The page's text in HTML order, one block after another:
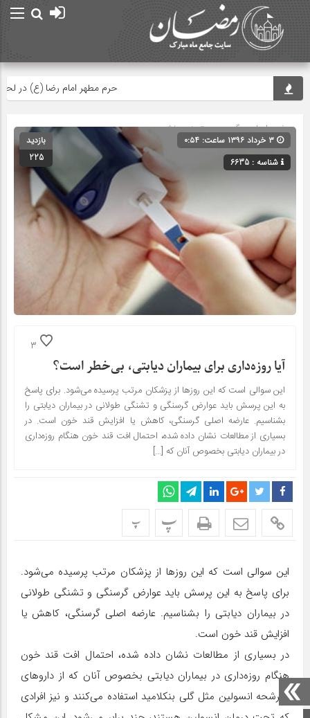
حرم مطهر امام رضا (ع) در لحظه
صفحه اصلی» گروه » دسته‌بندی نشده
شناسه : 6635
بازدید
225
3
آیا روزه‌داری برای بیماران دیابتی، بی‌خطر است؟
این سوالی است که این روزها از پزشکان مرتب پرسیده می‌شود. برای پاسخ
به این پرسش باید عوارض گرسنگی و تشنگی طولانی در بیماران دیابتی را
بشناسیم. عارضه اصلی گرسنگی، کاهش یا افزایش قند خون است. در
بسیاری از مطالعات نشان داده شده،‌ احتمال افت قند خون هنگام روزه‌داری
در بیماران دیابتی بخصوص آنان که […]
پ پ
این سوالی است که این روزها از پزشکان مرتب پرسیده می‌شود.
برای پاسخ به این پرسش باید عوارض گرسنگی و تشنگی طولانی
در بیماران دیابتی را بشناسیم. عارضه اصلی گرسنگی، کاهش یا
افزایش قند خون است.
در بسیاری از مطالعات نشان داده شده،‌ احتمال افت قند خون
هنگام روزه‌داری در بیماران دیابتی بخصوص آنان که از داروهای
مترشحه انسولین مثل گلی بنکلامید استفاده می‌‌کنند و نیز افرادی